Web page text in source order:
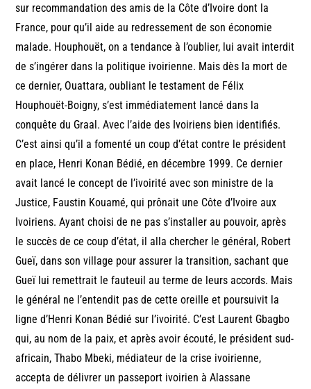
sur recommandation des amis de la Côte d’Ivoire dont la
France, pour qu’il aide au redressement de son économie
malade. Houphouët, on a tendance à l’oublier, lui avait interdit
de s’ingérer dans la politique ivoirienne. Mais dès la mort de
ce dernier, Ouattara, oubliant le testament de Félix
Houphouët-Boigny, s’est immédiatement lancé dans la
conquête du Graal. Avec l’aide des Ivoiriens bien identifiés.
C’est ainsi qu’il a fomenté un coup d’état contre le président
en place, Henri Konan Bédié, en décembre 1999. Ce dernier
avait lancé le concept de l’ivoirité avec son ministre de la
Justice, Faustin Kouamé, qui prônait une Côte d’Ivoire aux
Ivoiriens. Ayant choisi de ne pas s’installer au pouvoir, après
le succès de ce coup d’état, il alla chercher le général, Robert
Gueï, dans son village pour assurer la transition, sachant que
Gueï lui remettrait le fauteuil au terme de leurs accords. Mais
le général ne l’entendit pas de cette oreille et poursuivit la
ligne d’Henri Konan Bédié sur l’ivoirité. C’est Laurent Gbagbo
qui, au nom de la paix, et après avoir écouté, le président sud-
africain, Thabo Mbeki, médiateur de la crise ivoirienne,
accepta de délivrer un passeport ivoirien à Alassane